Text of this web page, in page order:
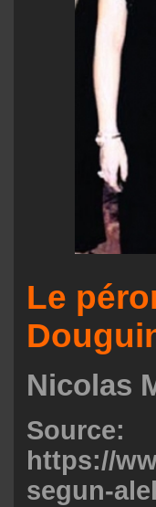
Le
Nicolas
Source:
https://
segun-